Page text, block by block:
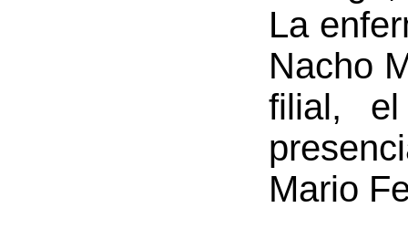
La
Nacho
filial,
Mario